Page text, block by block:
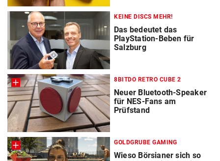
KEINE DISCS MEHR!
Das bedeutet das
PlayStation-Beben für
Salzburg
8BITDO RETRO CUBE 2
Neuer Bluetooth-Speaker
für NES-Fans am
Prüfstand
GOLDGRUBE GAMING
Wieso Börsianer sich so